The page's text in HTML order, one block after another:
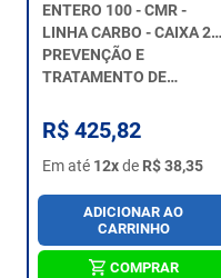
ENTERO 100 - CMR -
LINHA CARBO - CAIXA 24
UNIDA...
PREVENÇÃO E
TRATAMENTO DE
R$ 425,82
Em até 12xde R$ 38,35
ADICIONAR AO
CARRINHO
COMPRAR